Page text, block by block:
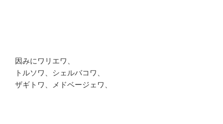
因みにワリエワ、
トルソワ、シェルバコワ、
ザギトワ、メドベージェワ、